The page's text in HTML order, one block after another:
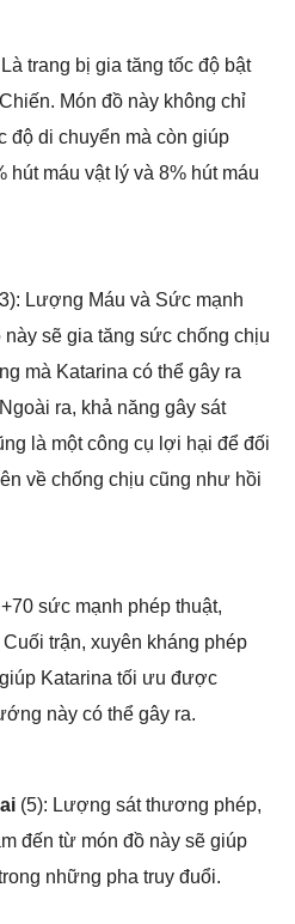
trang bị gia tăng tốc độ bật
Món đồ này không chỉ
độ di chuyển mà còn giúp
máu vật lý và 8% hút máu
Lượng Máu và Sức mạnh
sẽ gia tăng sức chống chịu
mà Katarina có thể gây ra
ra, khả năng gây sát
là một công cụ lợi hại để đối
về chống chịu cũng như hồi
sức mạnh phép thuật,
trận, xuyên kháng phép
Katarina tối ưu được
này có thể gây ra.
(5): Lượng sát thương phép,
đến từ món đồ này sẽ giúp
những pha truy đuổi.